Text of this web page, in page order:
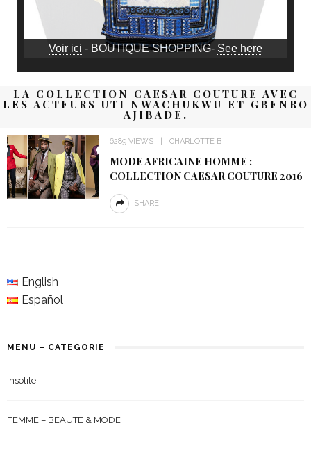
Voir ici - BOUTIQUE SHOPPING- See here
LA COLLECTION CAESAR COUTURE AVEC
LES ACTEURS UTI NWACHUKWU ET GBENRO
AJIBADE.
6289 VIEWS CHARLOTTE B
MODE AFRICAINE HOMME :
COLLECTION CAESAR COUTURE 2016
SHARE
English
Español
MENU – CATEGORIE
Insolite
FEMME – BEAUTÉ & MODE